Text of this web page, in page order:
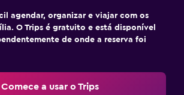
agendar, organizar e viajar com os
O Trips é gratuito e está disponível
de onde a reserva foi
Comece a usar o Trips